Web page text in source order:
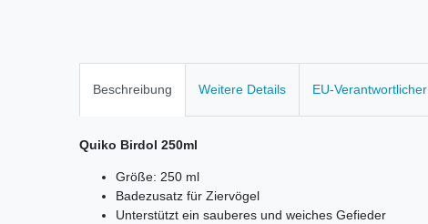
Beschreibung Weitere Details EU-Verantwortlicher
Quiko Birdol 250ml
Größe: 250 ml
Badezusatz für Ziervögel
Unterstützt ein sauberes und weiches Gefieder